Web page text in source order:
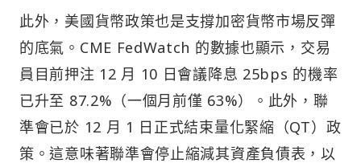
此外，美國貨幣政策也是支撐加密貨幣市場反彈
的底氣。CME FedWatch 的數據也顯示，交易
員目前押注 12 月 10 日會議降息 25bps 的機率
已升至 87.2%（一個月前僅 63%）。此外，聯
準會已於 12 月 1 日正式結束量化緊縮（QT）政
策。這意味著聯準會停止縮減其資產負債表，以